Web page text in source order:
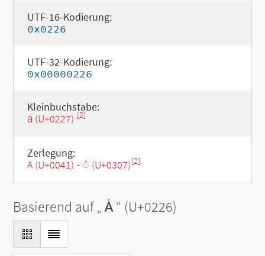
UTF-16-Kodierung:
0x0226
UTF-32-Kodierung:
0x00000226
Kleinbuchstabe:
ȧ (U+0227) [2]
Zerlegung:
A (U+0041) - ◌̇ (U+0307)[2]
Basierend auf „Ȧ“ (U+0226)